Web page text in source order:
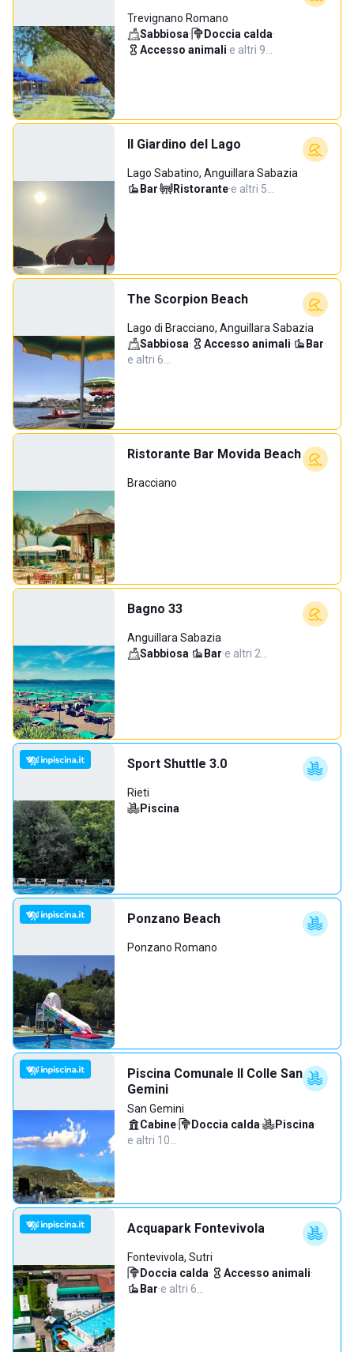
Trevignano Romano
Sabbiosa· Doccia calda·
Accesso animali·e altri 9…
Il Giardino del Lago
Lago Sabatino, Anguillara Sabazia
Bar· Ristorante·e altri 5…
The Scorpion Beach
Lago di Bracciano, Anguillara Sabazia
Sabbiosa· Accesso animali· Bar·
e altri 6…
Ristorante Bar Movida Beach
Bracciano
Bagno 33
Anguillara Sabazia
Sabbiosa· Bar·e altri 2…
Sport Shuttle 3.0
Rieti
Piscina
Ponzano Beach
Ponzano Romano
Piscina Comunale Il Colle San
Gemini
San Gemini
Cabine· Doccia calda· Piscina·
e altri 10…
Acquapark Fontevivola
Fontevivola, Sutri
Doccia calda· Accesso animali·
Bar·e altri 6…